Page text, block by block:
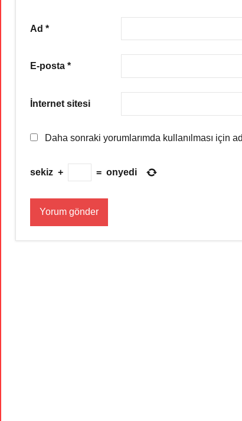
Ad *
E-posta *
İnternet sitesi
Daha sonraki yorumlarımda kullanılması için
sekiz + = onyedi